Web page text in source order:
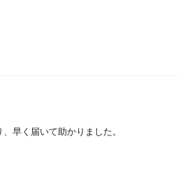
早く届いて助かりました。